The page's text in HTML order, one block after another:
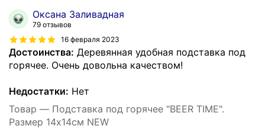
Оксана Заливадная
79 отзывов
16 февраля 2023
Достоинства: Деревянная удобная подставка под
горячее. Очень довольна качеством!
Недостатки: Нет
Товар — Подставка под горячее "BEER TIME".
Размер 14х14см NEW